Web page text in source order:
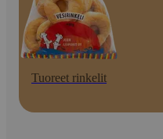
Tuoreet rinkelit